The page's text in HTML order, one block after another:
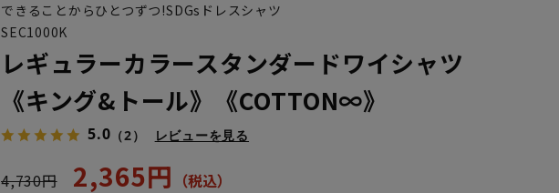
できることからひとつずつ!SDGsドレスシャツ
SEC1000K
レギュラーカラースタンダードワイシャツ
《キング&トール》《COTTON∞》
5.0 （2） レビューを見る
4,730円 2,365円